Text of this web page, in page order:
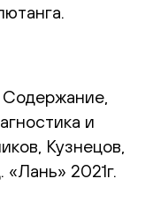
и
Кузнецов,
2021г.